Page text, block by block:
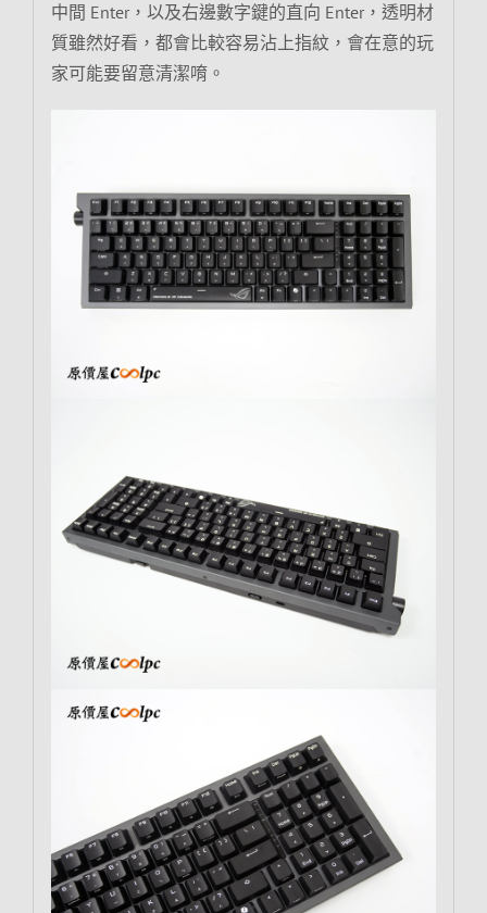
中間 Enter，以及右邊數字鍵的直向 Enter，透明材
質雖然好看，都會比較容易沾上指紋，會在意的玩
家可能要留意清潔唷。